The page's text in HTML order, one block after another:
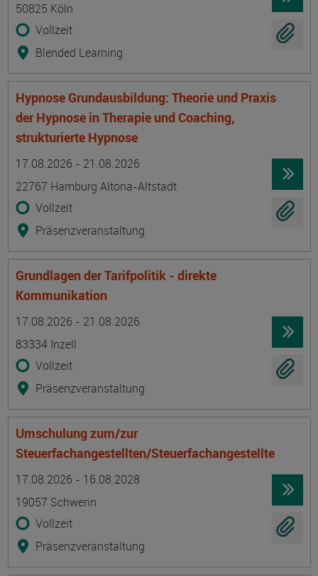
50825 Köln
Vollzeit
Blended Learning
Hypnose Grundausbildung: Theorie und Praxis
der Hypnose in Therapie und Coaching,
strukturierte Hypnose
17.08.2026 - 21.08.2026
22767 Hamburg Altona-Altstadt
Vollzeit
Präsenzveranstaltung
Grundlagen der Tarifpolitik - direkte
Kommunikation
17.08.2026 - 21.08.2026
83334 Inzell
Vollzeit
Präsenzveranstaltung
Umschulung zum/zur
Steuerfachangestellten/Steuerfachangestellte
17.08.2026 - 16.08.2028
19057 Schwerin
Vollzeit
Präsenzveranstaltung